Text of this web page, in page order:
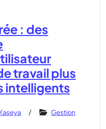
: des
travail plus
intelligents
Gestion